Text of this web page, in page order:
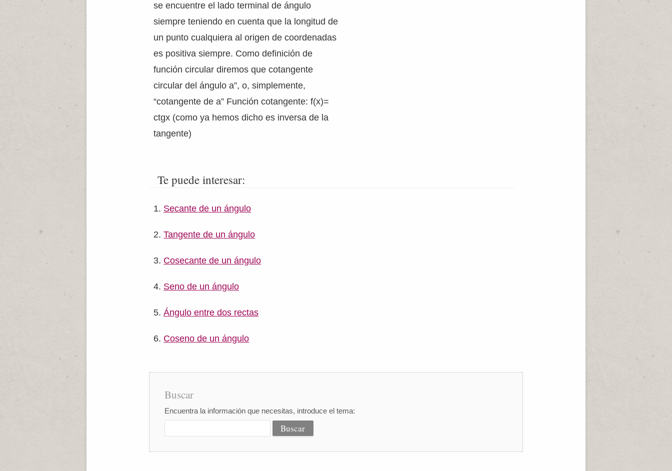
se encuentre el lado terminal de ángulo
siempre teniendo en cuenta que la longitud de
un punto cualquiera al origen de coordenadas
es positiva siempre. Como definición de
función circular diremos que cotangente
circular del ángulo a”, o, simplemente,
“cotangente de a” Función cotangente: f(x)=
ctgx (como ya hemos dicho es inversa de la
tangente)
Te puede interesar:
Secante de un ángulo
Tangente de un ángulo
Cosecante de un ángulo
Seno de un ángulo
Ángulo entre dos rectas
Coseno de un ángulo
Buscar
Encuentra la información que necesitas, introduce el tema: